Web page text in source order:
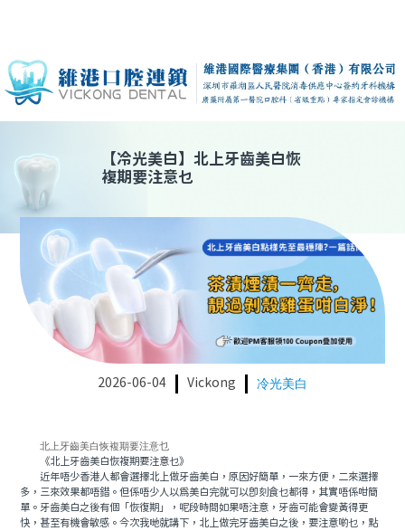
【冷光美白】 北上牙齒美白恢
複期要注意乜
2026-06-04 Vickong 冷光美白
北上牙齒美白恢複期要注意乜
《北上牙齒美白恢複期要注意乜》
近年唔少香港人都會選擇北上做牙齒美白，原因好簡單，一來方便，二來選擇
多，三來效果都唔錯。但係唔少人以爲美白完就可以即刻食乜都得，其實唔係咁簡
單。牙齒美白之後有個「恢復期」，呢段時間如果唔注意，牙齒可能會變黃得更
快，甚至有機會敏感。今次我哋就講下，北上做完牙齒美白之後，要注意啲乜，點